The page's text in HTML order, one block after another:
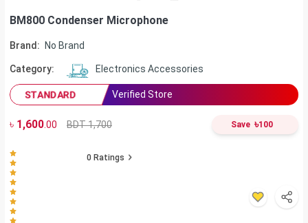
BM800 Condenser Microphone
Brand: No Brand
Category: Electronics Accessories
STANDARD Verified Store
৳ 1,600.00 BDT 1,700 Save ৳100
0 Ratings